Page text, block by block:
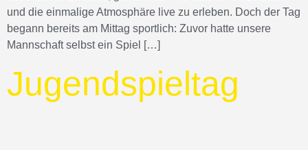
und die einmalige Atmosphäre live zu erleben. Doch der Tag
begann bereits am Mittag sportlich: Zuvor hatte unsere
Mannschaft selbst ein Spiel […]
Jugendspieltag